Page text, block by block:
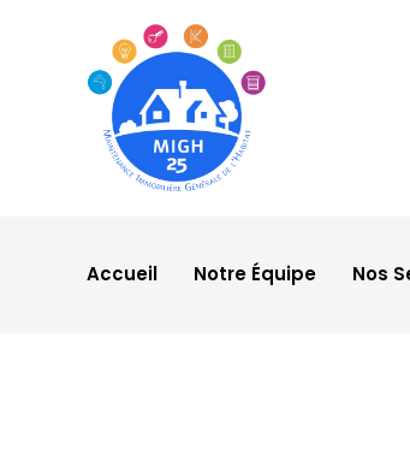
Accueil Notre Équipe Nos